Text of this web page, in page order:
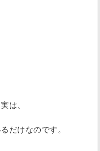
は、
だけなのです。